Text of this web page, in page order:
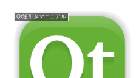
Qt逆引きマニュアル